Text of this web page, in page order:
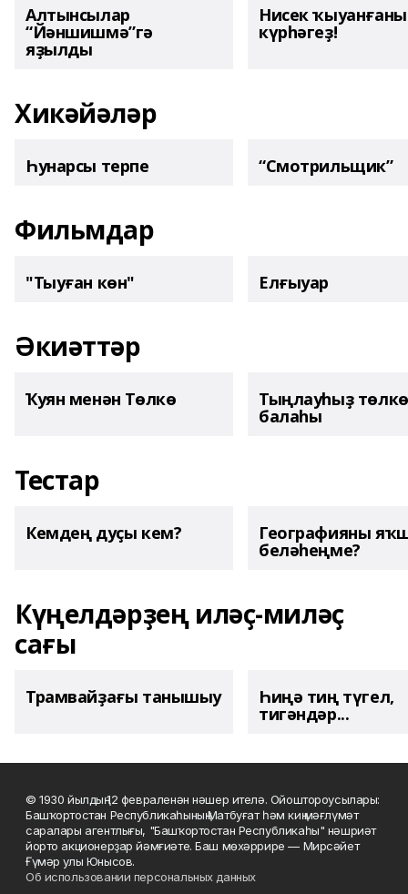
Алтынсылар
“Йәншишмә”гә
яҙылды
Нисек
күрһәгеҙ!
Хикәйәләр
Һунарсы терпе “Смотрильщик”
Фильмдар
"Тыуған көн" Елғыуар
Әкиәттәр
Ҡуян менән Төлкө Тыңлауһыҙ төлкө
балаһы
Тестар
Кемдең дуҫы кем? Географияны
беләһеңме?
Күңелдәрҙең иләҫ-миләҫ
сағы
Трамвайҙағы танышыу Һиңә тиң түгел,
тигәндәр...
© 1930 йылдың 12 февраленән нәшер ителә. Ойоштороусылары:
Башҡортостан Республикаһының Матбуғат һәм киң мәғлүмәт
саралары агентлығы, "Башҡортостан Республикаһы" нәшриәт
йорто акционерҙар йәмғиәте. Баш мөхәррире — Мирсәйет
Ғүмәр улы Юнысов.
Об использовании персональных данных